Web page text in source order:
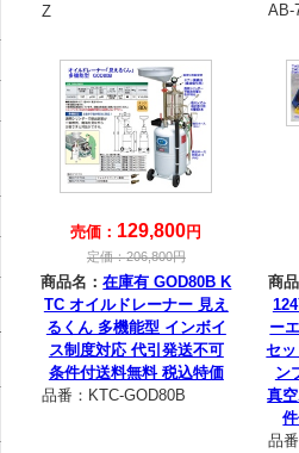
Z
AB-
売価： 129,800円
定価：206,800円
商品名：在庫有 GOD80B K
TC オイルドレーナー 見え
るくん 多機能型 インボイ
ス制度対応 代引発送不可
条件付送料無料 税込特価
品番： KTC-GOD80B
商
ー
セ
ン
真
品